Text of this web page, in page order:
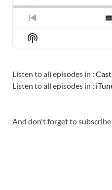
PREVIOUS
EPISODE
Show
Podcast
Listen to all episodes in :
Listen to all episodes in :
And don't forget to